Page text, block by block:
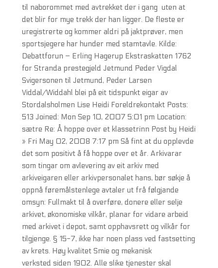
til naborommet med avtrekket der i gang  uten at
det blir for mye trekk der han ligger. De fleste er
uregistrerte og kommer aldri på jaktprøver, men
sportsjegere har hunder med stamtavle. Kilde:
Debattforun – Erling Hagerup Ekstraskatten 1762
for Stranda prestegjeld Jetmund Peder Vigdal
Svigersonen til Jetmund, Peder Larsen
Viddal/Widdahl blei på eit tidspunkt eigar av
Stordalsholmen Lise Heidi Foreldrekontakt Posts:
513 Joined: Mon Sep 10, 2007 5:01 pm Location:
sætre Re: Å hoppe over et klassetrinn Post by Heidi
» Fri May 02, 2008 7:17 pm Så fint at du opplevde
det som positivt å få hoppe over et år. Arkivarar
som tingar om avlevering av eit arkiv med
arkiveigaren eller arkivpersonalet hans, bør søkje å
oppnå føremålstenlege avtaler ut frå følgjande
omsyn: Fullmakt til å overføre, donere eller selje
arkivet, økonomiske vilkår, planar for vidare arbeid
med arkivet i depot, samt opphavsrett og vilkår for
tilgjenge. § 15-7, ikke har noen plass ved fastsetting
av krets. Høy kvalitet Smie og mekanisk
verksted siden 1902. Alle slike tjenester skal